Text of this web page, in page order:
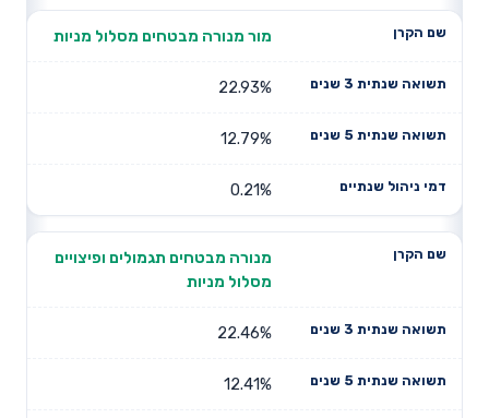
מור מנורה מבטחים מסלול מניות
22.93%
12.79%
0.21%
מנורה מבטחים תגמולים ופיצויים
מסלול מניות
22.46%
12.41%